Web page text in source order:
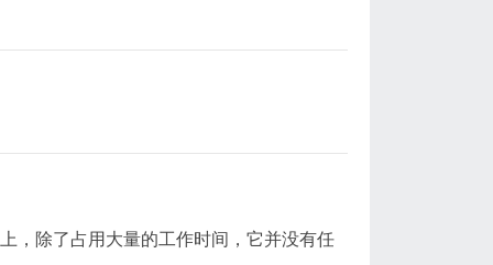
，除了占用大量的工作时间，它并没有任